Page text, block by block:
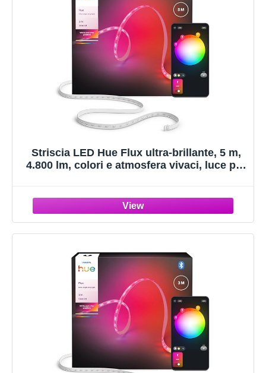
Striscia LED Hue Flux ultra-brillante, 5 m,
4.800 lm, colori e atmosfera vivaci, luce per
riusabile, controllo voce/app